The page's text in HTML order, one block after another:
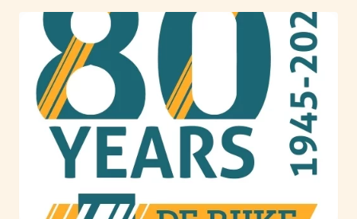
L’ENVIRONNEMENT
LANCEMENT
DU
GROUPE
RÉFLEXION
DÉDIÉ
L’OBJECTIF
OPÉRATIONNEL
#1.3.